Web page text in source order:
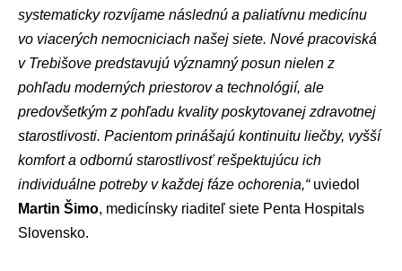
systematicky rozvíjame následnú a paliatívnu medicínu
vo viacerých nemocniciach našej siete. Nové pracoviská
v Trebišove predstavujú významný posun nielen z
pohľadu moderných priestorov a technológií, ale
predovšetkým z pohľadu kvality poskytovanej zdravotnej
starostlivosti. Pacientom prinášajú kontinuitu liečby, vyšší
komfort a odbornú starostlivosť rešpektujúcu ich
individuálne potreby v každej fáze ochorenia,“ uviedol
Martin Šimo, medicínsky riaditeľ siete Penta Hospitals
Slovensko.